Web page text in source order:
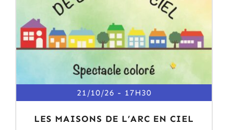
21/10/26 17H30
LES MAISONS DE L’ARC EN CIEL